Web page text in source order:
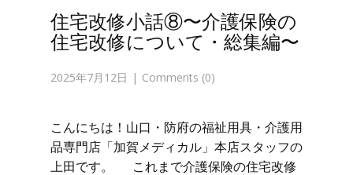
住宅改修小話⑧〜介護保険の
住宅改修について・総集編〜
2025年7月12日 Comments (0)
こんにちは！山口・防府の福祉用具・介護用
品専門店「加賀メディカル」本店スタッフの
上田です。 これまで介護保険の住宅改修